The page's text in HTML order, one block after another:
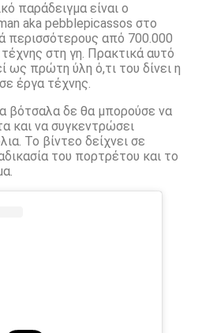
παράδειγμα είναι ο
aka pebblepicassos στο
περισσότερους από 700.000
στη γη. Πρακτικά αυτό
ως πρώτη ύλη ό,τι του δίνει η
έργα τέχνης.
βότσαλα δε θα μπορούσε να
και να συγκεντρώσει
Το βίντεο δείχνει σε
του πορτρέτου και το